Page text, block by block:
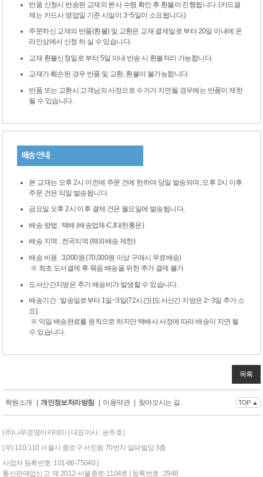
반품 신청시 반송된 교재의 본사 수령 확인 후 환불이 진행됩니다. (카드결
제는 카드사 영업일 기준 시일이 3~5일이 소요됩니다.)
주문하신 교재의 반품(환불) 및 교환은 교재 결제일로 부터 20일 이내에 온
라인상에서 신청 하 실 수 있습니다.
교재 환불신청일로 부터 5일 이내 반송 시 환불처리 가능합니다.
교재가 훼손된 경우 반품 및 교환, 환불이 불가능합니다.
반품 또는 교환시 고객님의 사정으로 수거가 지연될 경우에는 반품이 제한
될 수 있습니다.
배송 안내
본 교재는 오후 2시 이전에 주문 건에 한하여 당일 발송되며, 오후 2시 이후
주문 건은 익일 발송됩니다.
금요일 오후 2시 이후 결제 건은 월요일에 발송됩니다.
배송 방법 : 택배 (배송업체-CJ대한통운)
배송 지역 : 전국지역 (해외배송 제한)
배송 비용 : 3,000원 (70,000원 이상 구매시 무료배송)
※ 최초 도서결제 후 묶음 배송을 위한 추가 결제 불가
도서산간지방은 추가 배송비가 발생할 수 있습니다.
배송기간 : 발송일로부터 1일~3일(72시간) [도서산간 지방은 2~3일 추가 소
요]
※ 익일 배송완료를 원칙으로 하지만 택배사 사정에 따라 배송이 지연 될
수 있습니다.
목록
학원소개 개인정보처리방침 이용약관 찾아오시는 길 TOP ▲
(주)나무경영아카데미 | 대표이사 : 송주호 |
(우) 110-110 서울시 종로구 서린동 70번지 알파빌딩 3층
사업자 등록번호: 101-86-75040 |
통신판매업신고: 제 2012-서울종로-1104호 | 등록번호 : 2948